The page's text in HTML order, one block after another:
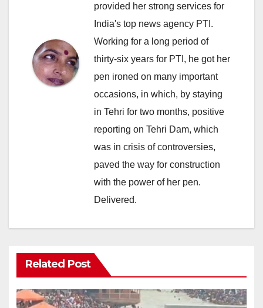
provided her strong services for
India's top news agency PTI.
Working for a long period of
thirty-six years for PTI, he got her
pen ironed on many important
occasions, in which, by staying
in Tehri for two months, positive
reporting on Tehri Dam, which
was in crisis of controversies,
paved the way for construction
with the power of her pen.
Delivered.
Related Post